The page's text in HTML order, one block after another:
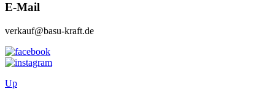
E-Mail
verkauf@basu-kraft.de
Up